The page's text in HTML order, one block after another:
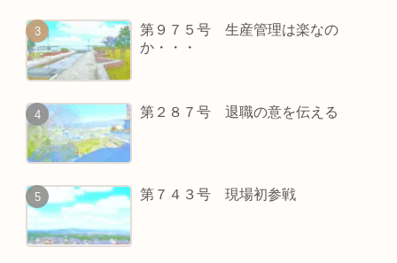
第９７５号 生産管理は楽なの
か・・・
第２８７号 退職の意を伝える
第７４３号 現場初参戦